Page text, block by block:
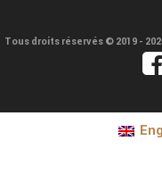
Tous droits réservés © 2019 -